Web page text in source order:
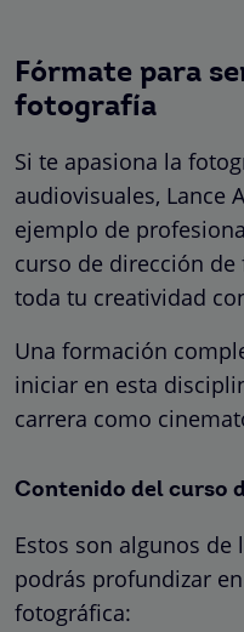
Fórmate para
fotografía
Si te apasiona la
audiovisuales, Lance
ejemplo de
curso de dirección
toda tu creatividad
Una formación
iniciar en esta
carrera como
Contenido del curso
Estos son algunos de
podrás profundizar
fotográfica: